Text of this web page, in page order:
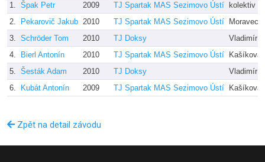
1. Špak Petr 2009 TJ Spartak MAS Sezimovo Ústí
kolektiv
2.
Pekarovič Jakub 2010 TJ Spartak MAS Sezimovo Ústí
Moravec
3. Schröder Tom 2010 TJ Doksy
Vladimír
4.
Bierl Antonín 2010 TJ Spartak MAS Sezimovo Ústí
Kašíková
5. Šesták Adam 2010 TJ Doksy
Vladimír
6.
Kubát Antonín 2009 TJ Spartak MAS Sezimovo Ústí Kašíková
Zpět na detail závodu